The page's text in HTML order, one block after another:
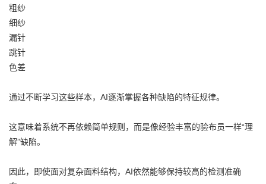
粗纱
细纱
漏针
跳针
色差
通过不断学习这些样本，AI逐渐掌握各种缺陷的特征规律。
这意味着系统不再依赖简单规则，而是像经验丰富的验布员一样“理
解”缺陷。
因此，即使面对复杂面料结构，AI依然能够保持较高的检测准确